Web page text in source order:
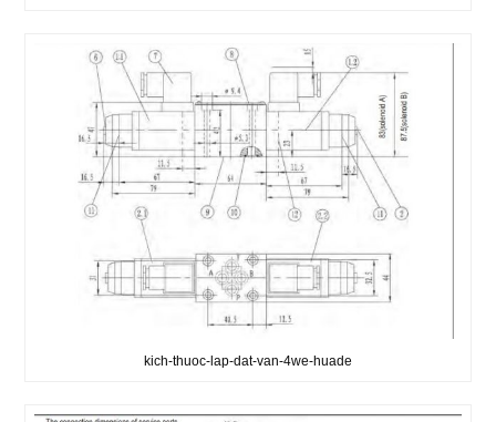
kich-thuoc-lap-dat-van-4we-huade